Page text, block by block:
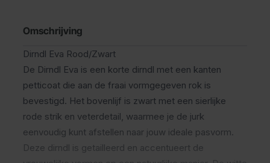
Omschrijving
Dirndl Eva Rood/Zwart
De Dirndl Eva is een korte dirndl met een kanten
petticoat die aan de fraai vormgegeven rok is
bevestigd. Het bovenlijf is zwart met een sierlijke
rode strik en veterdetail, waarmee je de jurk
eenvoudig kunt afstellen naar jouw ideale pasvorm.
Deze dirndl is getailleerd en accentueert de